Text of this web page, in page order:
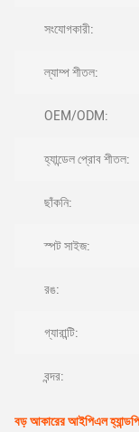
সংযোগকারী:
ল্যাম্প শীতল:
OEM/ODM:
হ্যান্ডেল প্রোব শীতল:
ছাঁকনি:
স্পট সাইজ:
রঙ:
গ্যারান্টি:
বন্দর:
বড় আকারের আইপিএল